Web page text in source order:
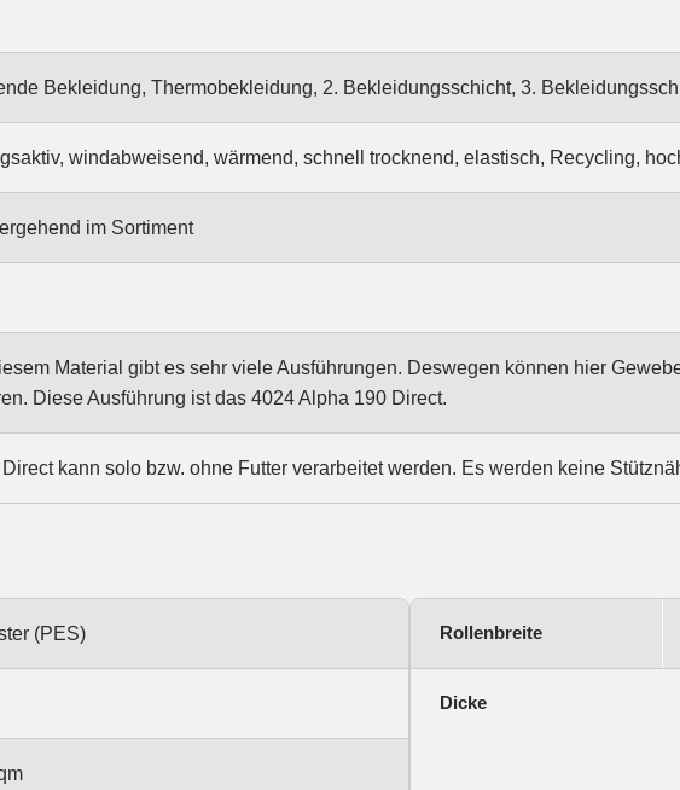
Bekleidung, Thermobekleidung, 2. Bekleidungsschicht, 3.
windabweisend, wärmend, schnell trocknend, elastisch, Recycling,
im Sortiment
Material gibt es sehr viele Ausführungen. Deswegen können hier
Diese Ausführung ist das 4024 Alpha 190 Direct.
kann solo bzw. ohne Futter verarbeitet werden. Es werden keine
(PES) Rollenbreite
Dicke